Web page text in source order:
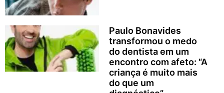
Paulo Bonavides
transformou o medo
do dentista em um
encontro com afeto: “A
criança é muito mais
do que um